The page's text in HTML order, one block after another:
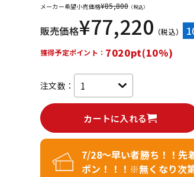
メーカー希望小売価格¥85,800 （税込）
販売価格¥77,220 （税込）
獲得予定ポイント： 7020pt(10%)
注文数：
カートに入れる
7/28～早い者勝ち！！先
ポン！！！※無くなり次